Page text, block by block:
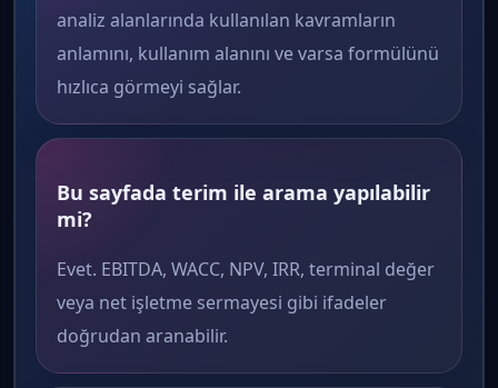
analiz alanlarında kullanılan kavramların
anlamını, kullanım alanını ve varsa formülünü
hızlıca görmeyi sağlar.
Bu sayfada terim ile arama yapılabilir
mi?
Evet. EBITDA, WACC, NPV, IRR, terminal değer
veya net işletme sermayesi gibi ifadeler
doğrudan aranabilir.